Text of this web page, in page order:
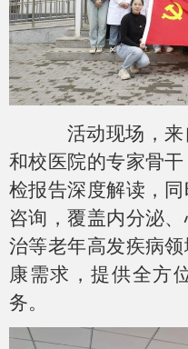
活动现场，
和校医院的专家骨
检报告深度解读，
咨询，覆盖内分泌
治等老年高发疾病
康需求，提供全方
务。